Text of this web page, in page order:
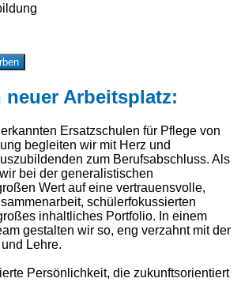
neuer Arbeitsplatz:
Ersatzschulen für Pflege von
begleiten wir mit Herz und
zum Berufsabschluss. Als
bei der generalistischen
Wert auf eine vertrauensvolle,
schülerfokussierten
inhaltliches Portfolio. In einem
gestalten wir so, eng verzahnt mit der
Lehre.
Persönlichkeit, die zukunftsorientiert